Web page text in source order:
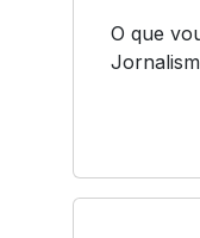
O que